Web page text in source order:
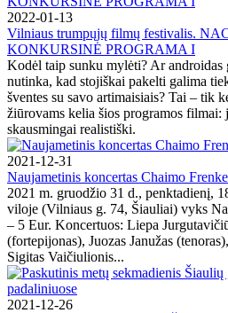
2022-01-13
Vilniaus trumpųjų filmų festivalis.
KONKURSINĖ PROGRAMA I
Kodėl taip sunku mylėti? Ar
nutinka, kad stojiškai pakelti galima
šventes su savo artimaisiais? Tai – tik
žiūrovams kelia šios programos filmai:
skausmingai realistiški.
2021-12-31
Naujametinis koncertas Chaimo
2021 m. gruodžio 31 d., penktadienį,
viloje (Vilniaus g. 74, Šiauliai) vyks
– 5 Eur. Koncertuos: Liepa
(fortepijonas), Juozas Janužas
Sigitas Vaičiulionis...
2021-12-26